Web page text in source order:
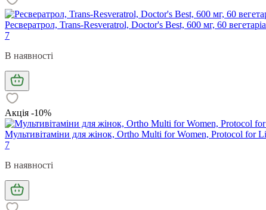
Ресвератрол, Trans-Resveratrol, Doctor's Best, 600 мг, 60
7
В наявності
Акція -10%
Мультивітаміни для жінок, Ortho Multi for Women, Protocol for
7
В наявності